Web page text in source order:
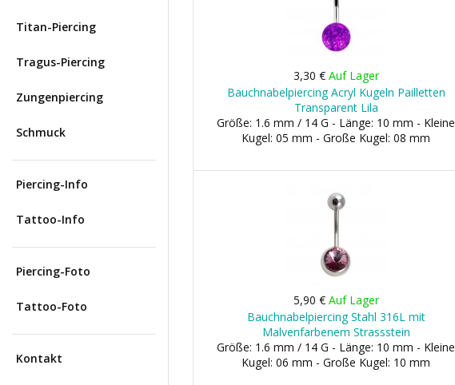
Titan-Piercing
Tragus-Piercing
Zungenpiercing
Schmuck
Piercing-Info
Tattoo-Info
Piercing-Foto
Tattoo-Foto
Kontakt
3,30 € Auf Lager
Bauchnabelpiercing Acryl Kugeln Pailletten
Transparent Lila
Größe: 1.6 mm / 14 G - Länge: 10 mm - Kleine
Kugel: 05 mm - Große Kugel: 08 mm
5,90 € Auf Lager
Bauchnabelpiercing Stahl 316L mit
Malvenfarbenem Strassstein
Größe: 1.6 mm / 14 G - Länge: 10 mm - Kleine
Kugel: 06 mm - Große Kugel: 10 mm